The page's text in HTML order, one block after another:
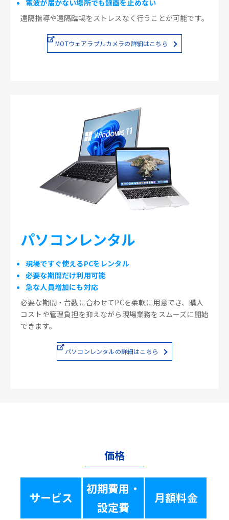
電波が届かない場所でも録画を止めない
遠隔指導や遠隔臨場をストレスなく行うことが可能です。
MOTウェアラブルカメラの詳細はこちら
パソコンレンタル
現場ですぐ使えるPCをレンタル
必要な期間だけ利用可能
急な人員増加にも対応
必要な期間・台数に合わせてPCを柔軟に用意でき、購入
コストや管理負担を抑えながら現場業務をスムーズに開始
できます。
パソコンレンタルの詳細はこちら
価格
サービス
初期費用・
設定費
月額料金